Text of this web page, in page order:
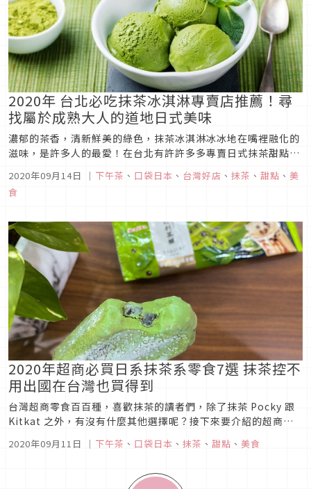
2020年 台北必吃抹茶冰淇淋專賣店推薦！尋
找屬於成熟大人的道地日式美味
濃郁的茶香，清新鮮美的綠色，抹茶冰淇淋冰冰地在嘴裡融化的
滋味，是許多人的最愛！在台北有許許多多專賣日式抹茶甜點的
店家，抹茶冰淇淋更是隨處可見，不過這麼多的店舖，有哪幾間
是必吃的呢？一起來看看精選推薦吧！御前上茶曾獲得高雄十大
奇冰之一的御前上茶，2019年在台北新光三越南西三館開分店
2020年09月14日 ｜ 下午茶 、 口袋日本 、 台灣好店 、 抹茶 、 甜點 、 美
食
2020年超商必買日系抹茶系零食7選 抹茶控不
用出國在台灣也買得到
台灣超商零食百百種，喜歡抹茶的讀者們，除了抹茶 Pocky 跟
Kitkat 之外，有沒有什麼其他選擇呢？接下來要介紹的超商日
系抹茶零食，將以 7-11 以及全家超商為主，精選出七樣超好吃
零食，推薦給大家！7-11 統一超商篇Bourbon 一口抹茶可可夾
2020年09月11日 ｜ 下午茶 、 口袋日本 、 抹茶 、 甜點 、 美食